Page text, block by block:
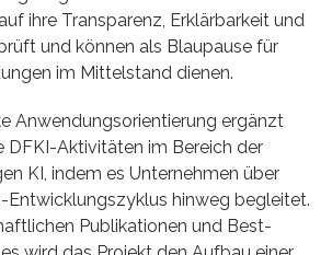
ihre Transparenz, Erklärbarkeit und
und können als Blaupause für
im Mittelstand dienen.
Anwendungsorientierung ergänzt
DFKI-Aktivitäten im Bereich der
KI, indem es Unternehmen über
Entwicklungszyklus hinweg begleitet.
Publikationen und Best-